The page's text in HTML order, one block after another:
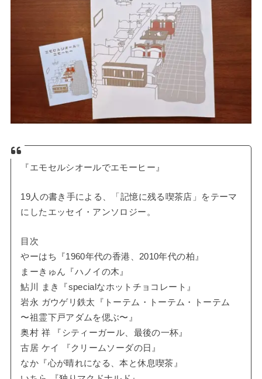
『エモセルシオールでエモーヒー』
19人の書き手による、「記憶に残る喫茶店」をテーマ
にしたエッセイ・アンソロジー。
目次
やーはち『1960年代の香港、2010年代の柏』
まーきゅん『ハノイの木』
鮎川 まき『specialなホットチョコレート』
岩永 ガウゲリ鉄太『トーテム・トーテム・トーテム
〜祖霊下戸アダムを偲ぶ〜』
奥村 祥 『シティーガール、最後の一杯』
古居 ケイ 『クリームソーダの日』
なか『心が晴れになる、本と休息喫茶』